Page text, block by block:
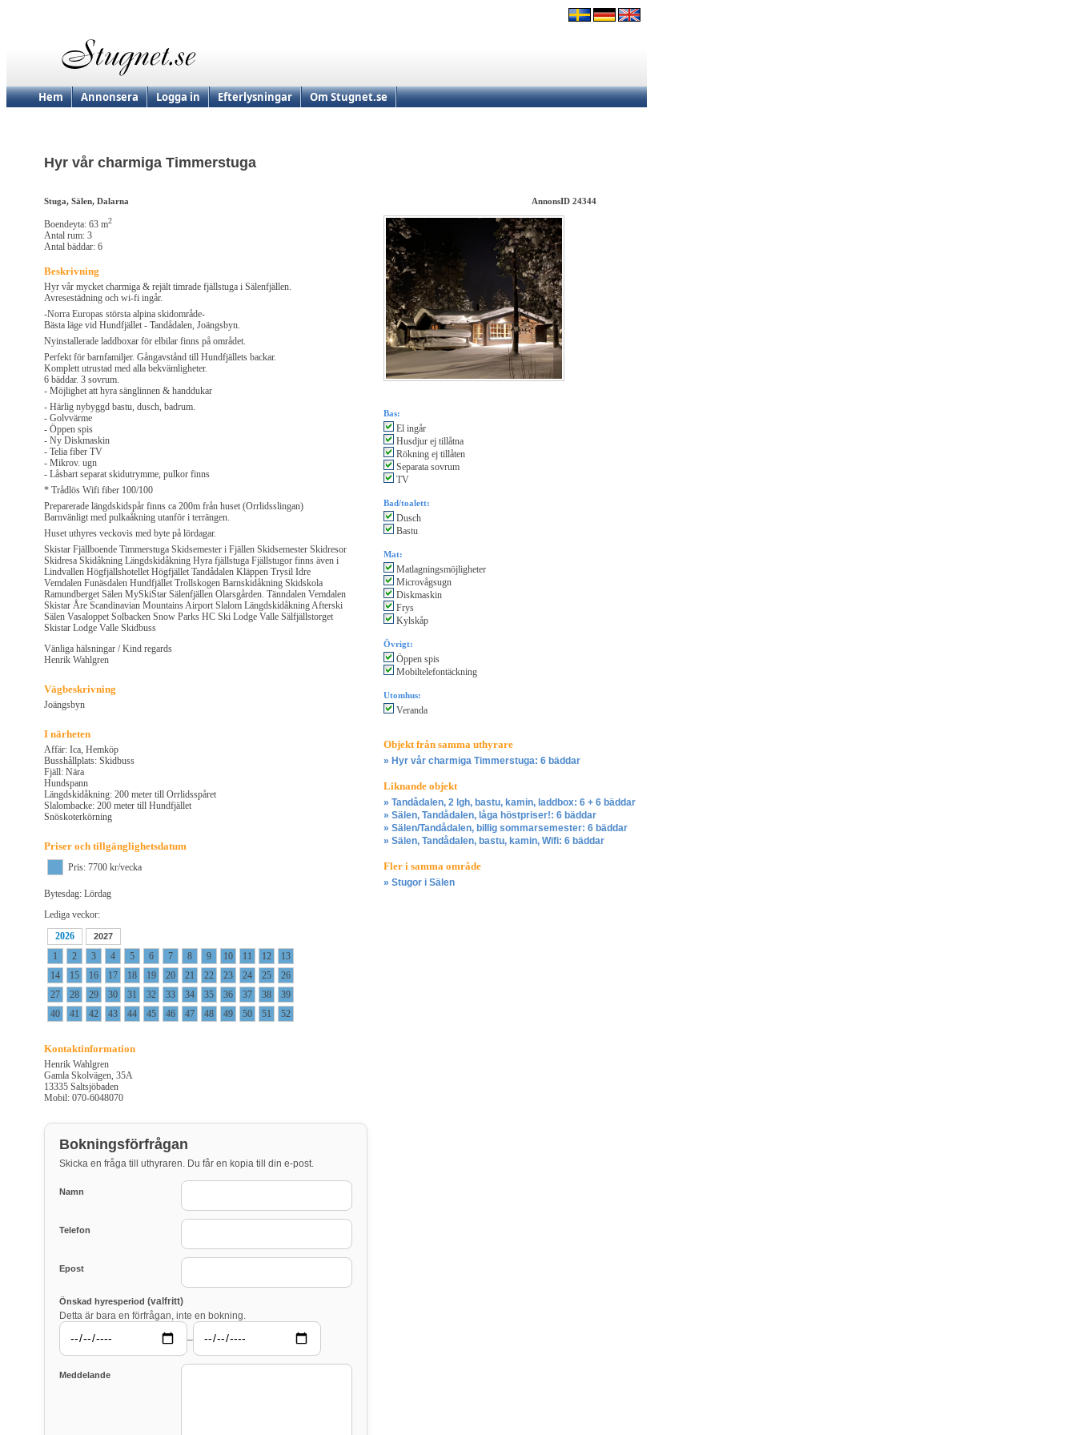
Hem Annonsera Logga in Efterlysningar Om Stugnet.se
Hyr vår charmiga Timmerstuga
Stuga, Sälen, Dalarna AnnonsID 24344
Boendeyta: 63 m2
Antal rum: 3
Antal bäddar: 6
Beskrivning
Hyr vår mycket charmiga & rejält timrade fjällstuga i Sälenfjällen.
Avresestädning och wi-fi ingår.
-Norra Europas största alpina skidområde-
Bästa läge vid Hundfjället - Tandådalen, Joängsbyn.
Nyinstallerade laddboxar för elbilar finns på området.
Perfekt för barnfamiljer. Gångavstånd till Hundfjällets backar.
Komplett utrustad med alla bekvämligheter.
6 bäddar. 3 sovrum.
- Möjlighet att hyra sänglinnen & handdukar
- Härlig nybyggd bastu, dusch, badrum.
- Golvvärme
- Öppen spis
- Ny Diskmaskin
- Telia fiber TV
- Mikrov. ugn
- Låsbart separat skidutrymme, pulkor finns
* Trådlös Wifi fiber 100/100
Preparerade längdskidspår finns ca 200m från huset (Orrlidsslingan)
Barnvänligt med pulkaåkning utanför i terrängen.
Huset uthyres veckovis med byte på lördagar.
Skistar Fjällboende Timmerstuga Skidsemester i Fjällen Skidsemester Skidresor
Skidresa Skidåkning Längdskidåkning Hyra fjällstuga Fjällstugor finns även i
Lindvallen Högfjällshotellet Högfjället Tandådalen Kläppen Trysil Idre
Vemdalen Funäsdalen Hundfjället Trollskogen Barnskidåkning Skidskola
Ramundberget Sälen MySkiStar Sälenfjällen Olarsgården. Tänndalen Vemdalen
Skistar Åre Scandinavian Mountains Airport Slalom Längdskidåkning Afterski
Sälen Vasaloppet Solbacken Snow Parks HC Ski Lodge Valle Sälfjällstorget
Skistar Lodge Valle Skidbuss
Vänliga hälsningar / Kind regards
Henrik Wahlgren
Vägbeskrivning
Joängsbyn
I närheten
Affär: Ica, Hemköp
Busshållplats: Skidbuss
Fjäll: Nära
Hundspann
Längdskidåkning: 200 meter till Orrlidsspåret
Slalombacke: 200 meter till Hundfjället
Snöskoterkörning
Priser och tillgänglighetsdatum
Pris: 7700 kr/vecka
Bytesdag: Lördag
Lediga veckor:
2026
2027
1 2 3 4 5 6 7 8 9 10 11 12
13
14
15 16 17 18 19 20 21 22 23 24 25
26
27
28 29 30 31 32 33 34 35 36 37 38
39
40
41 42 43 44 45 46 47 48 49 50 51 52
Kontaktinformation
Henrik Wahlgren
Gamla Skolvägen, 35A
13335 Saltsjöbaden
Mobil: 070-6048070
Bokningsförfrågan
Skicka en fråga till uthyraren. Du får en kopia till din e-post.
Namn
Telefon
Epost
Önskad hyresperiod (valfritt)
Detta är bara en förfrågan, inte en bokning.
–
Meddelande
Bas:
El ingår
Husdjur ej tillåtna
Rökning ej tillåten
Separata sovrum
TV
Bad/toalett:
Dusch
Bastu
Mat:
Matlagningsmöjligheter
Microvågsugn
Diskmaskin
Frys
Kylskåp
Övrigt:
Öppen spis
Mobiltelefontäckning
Utomhus:
Veranda
Objekt från samma uthyrare
» Hyr vår charmiga Timmerstuga: 6 bäddar
Liknande objekt
» Tandådalen, 2 lgh, bastu, kamin, laddbox: 6 + 6 bäddar
» Sälen, Tandådalen, låga höstpriser!: 6 bäddar
» Sälen/Tandådalen, billig sommarsemester: 6 bäddar
» Sälen, Tandådalen, bastu, kamin, Wifi: 6 bäddar
Fler i samma område
» Stugor i Sälen